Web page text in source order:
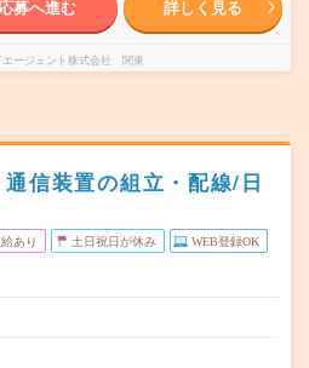
応募へ進む 詳しく見る
エージェント株式会社 関東
通信装置の組立・配線/日
あり 土日祝日が休み WEB登録OK